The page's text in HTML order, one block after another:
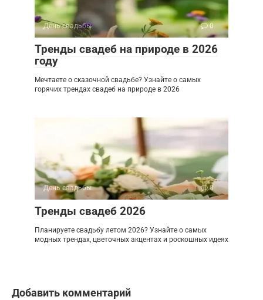
День свадьбы 0
Тренды свадеб на природе в 2026
году
Мечтаете о сказочной свадьбе? Узнайте о самых
горячих трендах свадеб на природе в 2026
День свадьбы 0
Тренды свадеб 2026
Планируете свадьбу летом 2026? Узнайте о самых
модных трендах, цветочных акцентах и роскошных идеях
Добавить комментарий